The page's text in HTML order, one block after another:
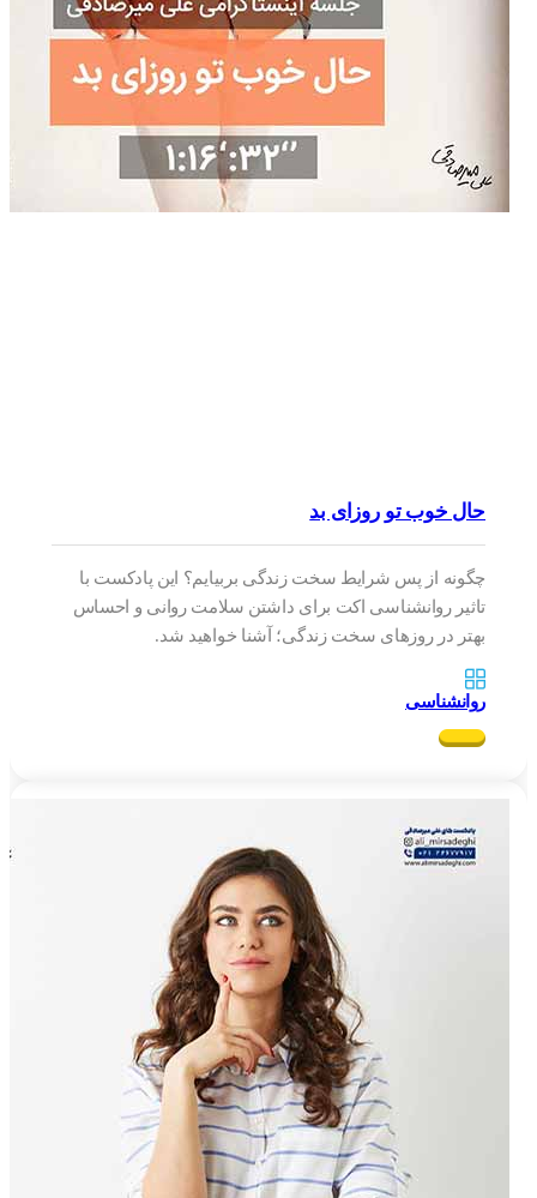
حال خوب تو روزای بد
چگونه از پس شرایط سخت زندگی بربیایم؟ این پادکست با
تاثیر روانشناسی اکت برای داشتن سلامت روانی و احساس
بهتر در روزهای سخت زندگی؛ آشنا خواهید شد.
روانشناسی